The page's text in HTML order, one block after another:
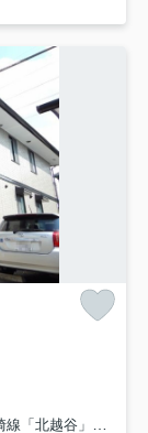
越谷」駅 徒歩24分